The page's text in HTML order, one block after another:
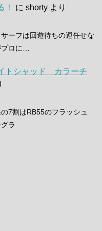
！
に shorty より
ーフは回遊待ちの運任せな
ロに…
トシャッド カラーチ
7割はRB55のフラッシュ
ラ…